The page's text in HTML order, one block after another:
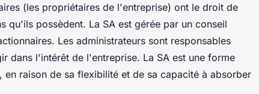
(les propriétaires de l'entreprise) ont le droit de
qu'ils possèdent. La SA est gérée par un conseil
Les administrateurs sont responsables
dans l'intérêt de l'entreprise. La SA est une forme
en raison de sa flexibilité et de sa capacité à absorber